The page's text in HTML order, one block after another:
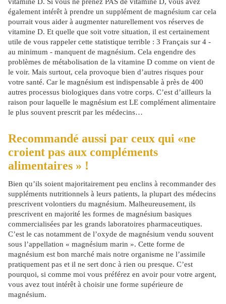
également intérêt à prendre un supplément de magnésium car cela
pourrait vous aider à augmenter naturellement vos réserves de
vitamine D. Et quelle que soit votre situation, il est certainement
utile de vous rappeler cette statistique terrible : 3 Français sur 4 -
au minimum - manquent de magnésium. Cela engendre des
problèmes de métabolisation de la vitamine D comme on vient de
le voir. Mais surtout, cela provoque bien d’autres risques pour
votre santé. Car le magnésium est indispensable à près de 400
autres processus biologiques dans votre corps. C’est d’ailleurs la
raison pour laquelle le magnésium est LE complément alimentaire
le plus souvent prescrit par les médecins…
Recommandé aussi par ceux qui «ne
croient pas aux compléments
alimentaires » !
Bien qu’ils soient majoritairement peu enclins à recommander des
suppléments nutritionnels à leurs patients, la plupart des médecins
prescrivent volontiers du magnésium. Malheureusement, ils
prescrivent en majorité les formes de magnésium basiques
commercialisées par les grands laboratoires pharmaceutiques.
C’est le cas notamment de l’oxyde de magnésium vendu souvent
sous l’appellation « magnésium marin ». Cette forme de
magnésium est bon marché mais notre organisme ne l’assimile
pratiquement pas et il ne sert donc à rien ou presque. C’est
pourquoi, si comme moi vous préférez en avoir pour votre argent,
vous avez tout intérêt à choisir une forme supérieure de
magnésium.